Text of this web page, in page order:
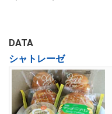
DATA
シャトレーゼ